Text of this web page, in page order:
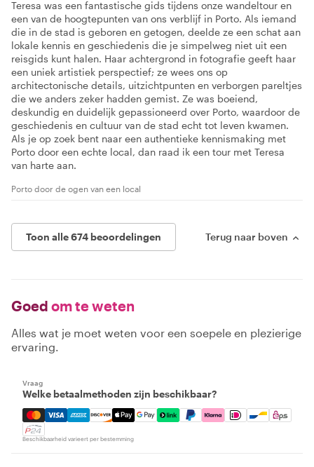
Teresa was een fantastische gids tijdens onze wandeltour en
een van de hoogtepunten van ons verblijf in Porto. Als iemand
die in de stad is geboren en getogen, deelde ze een schat aan
lokale kennis en geschiedenis die je simpelweg niet uit een
reisgids kunt halen. Haar achtergrond in fotografie geeft haar
een uniek artistiek perspectief; ze wees ons op
architectonische details, uitzichtpunten en verborgen pareltjes
die we anders zeker hadden gemist. Ze was boeiend,
deskundig en duidelijk gepassioneerd over Porto, waardoor de
geschiedenis en cultuur van de stad echt tot leven kwamen.
Als je op zoek bent naar een authentieke kennismaking met
Porto door een echte local, dan raad ik een tour met Teresa
van harte aan.
Porto door de ogen van een local
Toon alle 674 beoordelingen Terug naar boven
Goed om te weten
Alles wat je moet weten voor een soepele en plezierige
ervaring.
Vraag
Welke betaalmethoden zijn beschikbaar?
Mastercard, Visa, Amex, Discover, Apple Pay, Google
Beschikbaarheid varieert per bestemming